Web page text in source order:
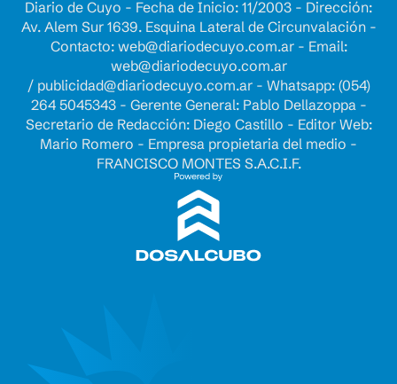
Diario de Cuyo - Fecha de Inicio: 11/2003 - Dirección:
Av. Alem Sur 1639. Esquina Lateral de Circunvalación -
Contacto: web@diariodecuyo.com.ar- Email:
web@diariodecuyo.com.ar
/ publicidad@diariodecuyo.com.ar- Whatsapp: (054)
264 5045343 - Gerente General: Pablo Dellazoppa -
Secretario de Redacción: Diego Castillo - Editor Web:
Mario Romero - Empresa propietaria del medio -
FRANCISCO MONTES S.A.C.I.F.